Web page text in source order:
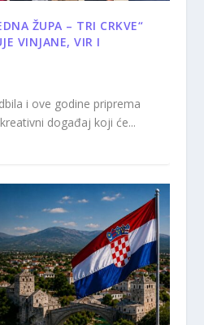
ŽUPA – TRI CRKVE“
VINJANE, VIR I
i ove godine priprema
događaj koji će...